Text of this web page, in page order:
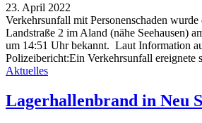
23. April 2022
Verkehrsunfall mit Personenschaden
Landstraße 2 im Aland (nähe Seehausen)
um 14:51 Uhr bekannt. Laut Information
Polizeibericht:Ein Verkehrsunfall ereignete
Aktuelles
Lagerhallenbrand in Neu